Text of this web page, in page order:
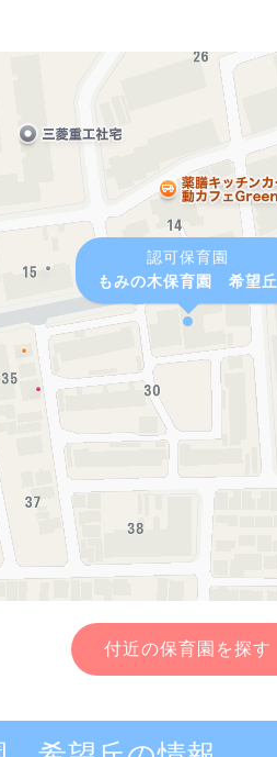
認可保育園
もみの木保育園 希望丘
付近の保育園を探す